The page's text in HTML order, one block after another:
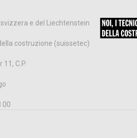
e del Liechtenstein
costruzione (suissetec)
C.P.
00